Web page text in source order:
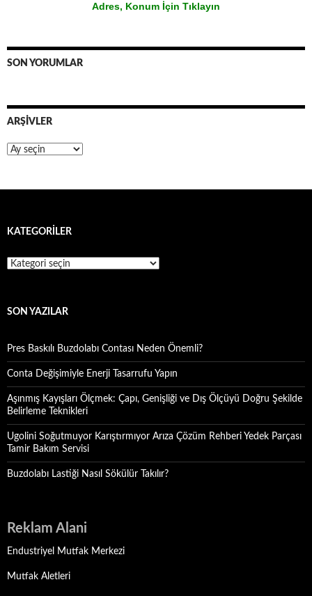
Adres, Konum İçin Tıklayın
SON YORUMLAR
ARŞIVLER
Arşivler
KATEGORILER
Kategoriler
SON YAZILAR
Pres Baskılı Buzdolabı Contası Neden Önemli?
Conta Değişimiyle Enerji Tasarrufu Yapın
Aşınmış Kayışları Ölçmek: Çapı, Genişliği ve Dış Ölçüyü Doğru Şekilde
Belirleme Teknikleri
Ugolini Soğutmuyor Karıştırmıyor Arıza Çözüm Rehberi Yedek Parçası
Tamir Bakım Servisi
Buzdolabı Lastiği Nasıl Sökülür Takılır?
Reklam Alani
Endustriyel Mutfak Merkezi
Mutfak Aletleri